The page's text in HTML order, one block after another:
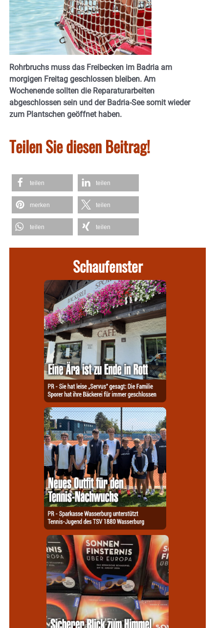
Rohrbruchs muss das Freibecken im Badria am
morgigen Freitag geschlossen bleiben. Am
Wochenende sollten die Reparaturarbeiten
abgeschlossen sein und der Badria-See somit wieder
zum Plantschen geöffnet haben.
Teilen Sie diesen Beitrag!
teilen teilen
merken teilen
teilen teilen
Schaufenster